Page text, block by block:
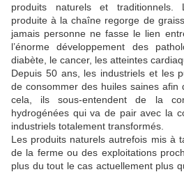
produits naturels et traditionnels.
produite à la chaîne regorge de
jamais personne ne fasse le lien
l’énorme développement des
diabète, le cancer, les atteintes
Depuis 50 ans, les industriels et les
de consommer des huiles saines afin
cela, ils sous-entendent de la
hydrogénées qui va de pair avec la
industriels totalement transformés.
Les produits naturels autrefois mis à
de la ferme ou des exploitations
plus du tout le cas actuellement plus